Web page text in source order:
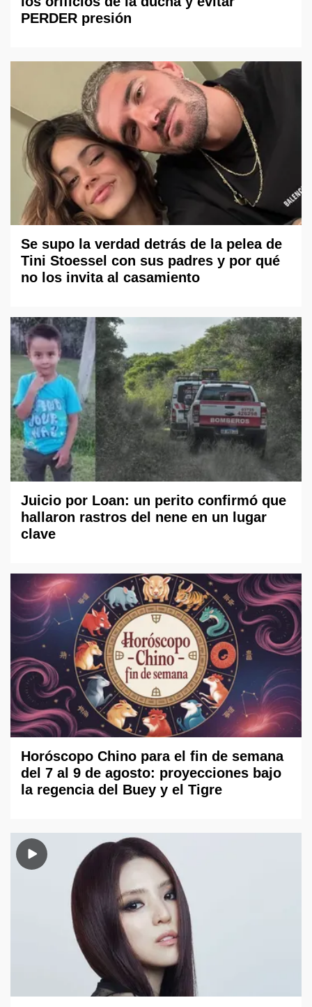
PERDER presión
Se supo la verdad detrás de la pelea de
Tini Stoessel con sus padres y por qué
no los invita al casamiento
Juicio por Loan: un perito confirmó que
hallaron rastros del nene en un lugar
clave
Horóscopo Chino para el fin de semana
del 7 al 9 de agosto: proyecciones bajo
la regencia del Buey y el Tigre